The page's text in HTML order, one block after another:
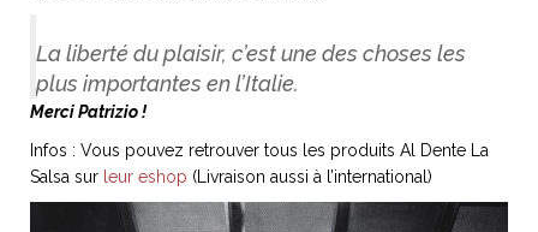
La liberté du plaisir, c’est une des choses les
plus importantes en l’Italie.
Merci Patrizio !
Infos : Vous pouvez retrouver tous les produits Al Dente La
Salsa sur leur eshop (Livraison aussi à l’international)